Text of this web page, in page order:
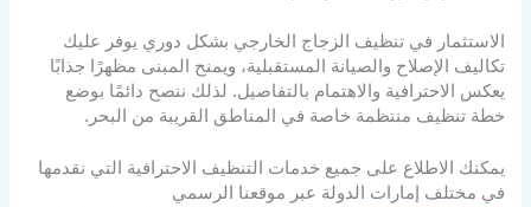
الاستثمار في تنظيف الزجاج الخارجي بشكل دوري يوفر عليك
تكاليف الإصلاح والصيانة المستقبلية، ويمنح المبنى مظهرًا جذابًا
يعكس الاحترافية والاهتمام بالتفاصيل. لذلك ننصح دائمًا بوضع
خطة تنظيف منتظمة خاصة في المناطق القريبة من البحر.
يمكنك الاطلاع على جميع خدمات التنظيف الاحترافية التي نقدمها
في مختلف إمارات الدولة عبر موقعنا الرسمي